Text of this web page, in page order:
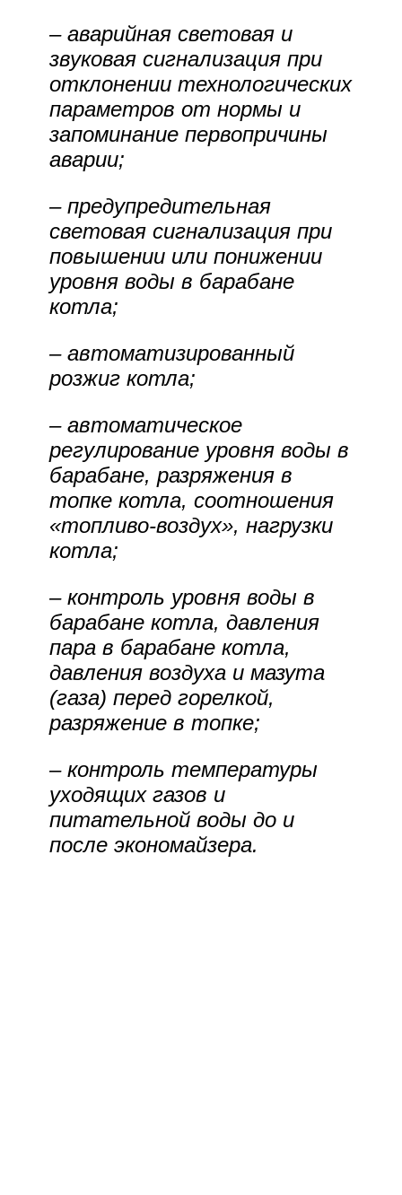
– аварийная световая и
звуковая сигнализация при
отклонении технологических
параметров от нормы и
запоминание первопричины
аварии;
– предупредительная
световая сигнализация при
повышении или понижении
уровня воды в барабане
котла;
– автоматизированный
розжиг котла;
– автоматическое
регулирование уровня воды в
барабане, разряжения в
топке котла, соотношения
«топливо-воздух», нагрузки
котла;
– контроль уровня воды в
барабане котла, давления
пара в барабане котла,
давления воздуха и мазута
(газа) перед горелкой,
разряжение в топке;
– контроль температуры
уходящих газов и
питательной воды до и
после экономайзера.